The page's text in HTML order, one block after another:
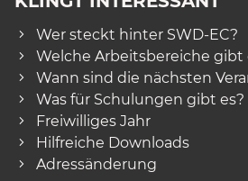
Wer steckt hinter SWD-EC?
Welche Arbeitsbereiche gibt
Wann sind die nächsten
Was für Schulungen gibt es?
Freiwilliges Jahr
Hilfreiche Downloads
Adressänderung